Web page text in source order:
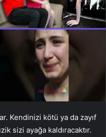
Kendinizi kötü ya da zayıf
sizi ayağa kaldıracaktır.